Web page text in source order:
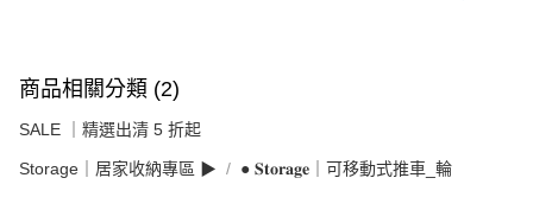
商品相關分類 (2)
SALE ｜精選出清 5 折起
Storage｜居家收納專區 ▶︎ ● 𝐒𝐭𝐨𝐫𝐚𝐠𝐞｜可移動式推車_輪